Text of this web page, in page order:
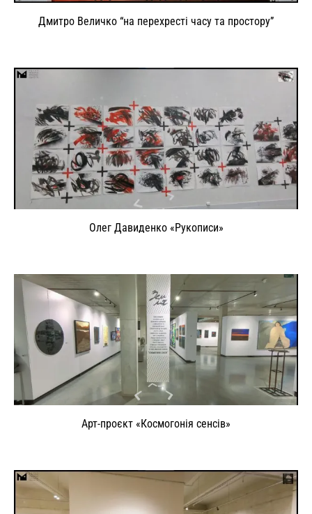
Дмитро Величко “на перехресті часу та простору”
Олег Давиденко «Рукописи»
Арт-проєкт «Космогонія сенсів»